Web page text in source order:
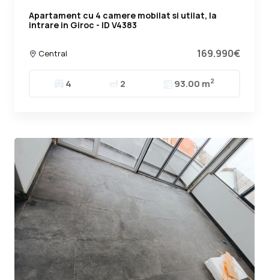
Apartament cu 4 camere mobilat si utilat, la
intrare in Giroc - ID V4383
Central 169.990€
4 2 93.00 m2